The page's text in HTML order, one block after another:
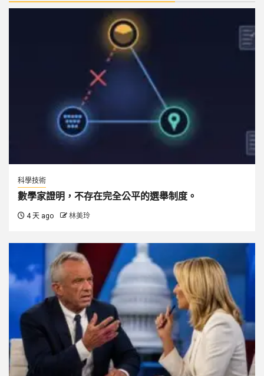
科學技術
數學家證明，不存在完全公平的選舉制度。
4 天 ago 林美玲